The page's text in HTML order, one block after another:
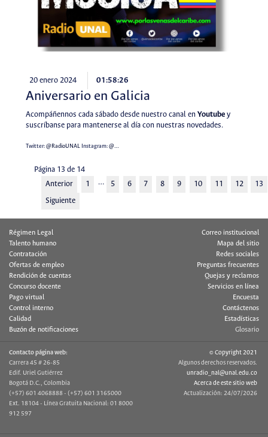
20 enero 2024 01:58:26
Aniversario en Galicia
Acompáñennos cada sábado desde nuestro canal en Youtubey
suscríbanse para mantenerse al día con nuestras novedades.
Twitter:@RadioUNALInstagram:@…
Página 13 de 14
Anterior
1 … 5 6 7 8 9 10 11 12
13
Siguiente
Régimen Legal
Talento humano
Contratación
Ofertas de empleo
Rendición de cuentas
Concurso docente
Pago virtual
Control interno
Calidad
Buzón de notificaciones
Correo institucional
Mapa del sitio
Redes sociales
Preguntas frecuentes
Quejas y reclamos
Servicios en línea
Encuesta
Contáctenos
Estadísticas
Glosario
Contacto página web:
Carrera 45 # 26-85
Edif. Uriel Gutiérrez
Bogotá D.C., Colombia
(+57) 601 4068888 - (+57) 601 3165000
Ext. 18104 - Línea Gratuita Nacional: 01 8000
912 597
© Copyright 2021
Algunos derechos reservados.
unradio_nal@unal.edu.co
Acerca de este sitio web
Actualización: 24/07/2026